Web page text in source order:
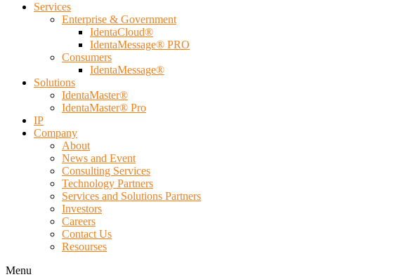
Services
Enterprise & Government
IdentaCloud®
IdentaMessage® PRO
Consumers
IdentaMessage®
Solutions
IdentaMaster®
IdentaMaster® Pro
IP
Company
About
News and Event
Consulting Services
Technology Partners
Services and Solutions Partners
Investors
Careers
Contact Us
Resourses
Menu